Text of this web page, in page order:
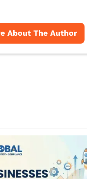
About The Author